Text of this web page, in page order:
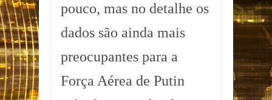
pouco, mas no detalhe os
dados são ainda mais
preocupantes para a
Força Aérea de Putin